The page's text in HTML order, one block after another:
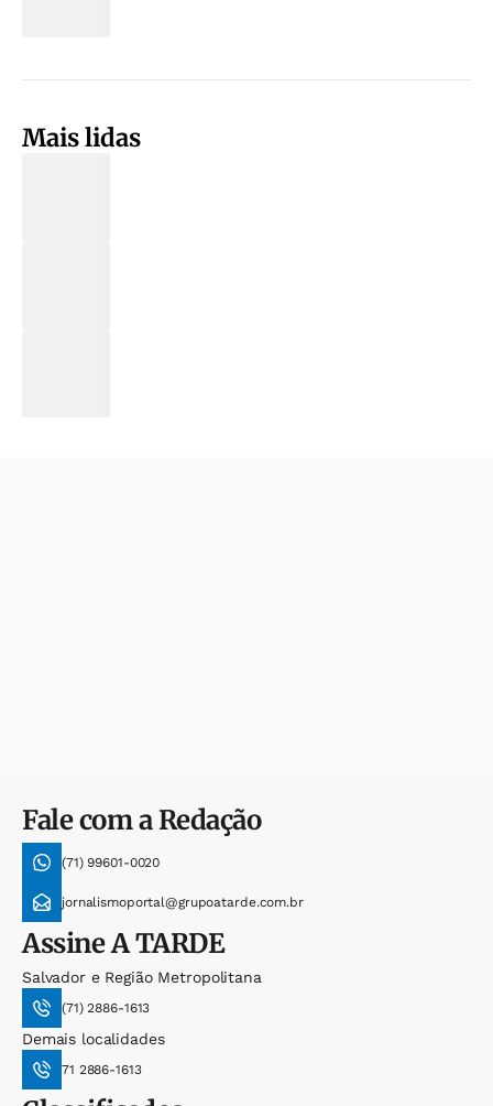
Mais lidas
Fale com a Redação
(71) 99601-0020
jornalismoportal@grupoatarde.com.br
AssineA TARDE
Salvador e Região Metropolitana
(71) 2886-1613
Demais localidades
71 2886-1613